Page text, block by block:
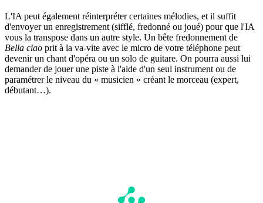
L'IA peut également réinterpréter certaines mélodies, et il suffit
d'envoyer un enregistrement (sifflé, fredonné ou joué) pour que l'IA
vous la transpose dans un autre style. Un bête fredonnement de
‌Bella ciao prit à la va-vite avec le micro de votre téléphone peut
devenir un chant d'opéra ou un solo de guitare. On pourra aussi lui
demander de jouer une piste à l'aide d'un seul instrument ou de
paramétrer le niveau du « musicien » créant le morceau (expert,
débutant…).